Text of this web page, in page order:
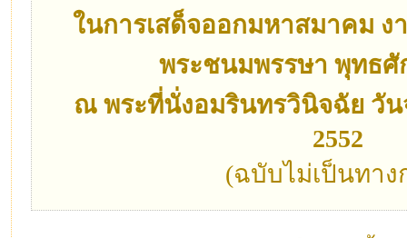
ในการเสด็จออกมหาสมาคม ง
พระชนมพรรษา พุทธศั
ณ พระที่นั่งอมรินทรวินิจฉัย วั
2552
(ฉบับไม่เป็นทาง